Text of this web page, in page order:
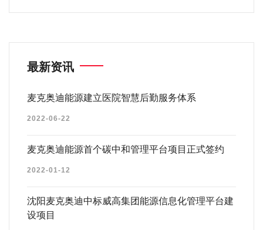
最新资讯
麦克奥迪能源建立医院智慧后勤服务体系
2022-06-22
麦克奥迪能源首个碳中和管理平台项目正式签约
2022-01-12
沈阳麦克奥迪中标威高集团能源信息化管理平台建
设项目